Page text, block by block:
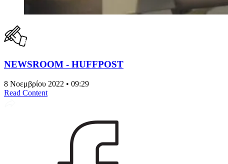
NEWSROOM - HUFFPOST
8 Νοεμβρίου 2022 • 09:29
Read Content